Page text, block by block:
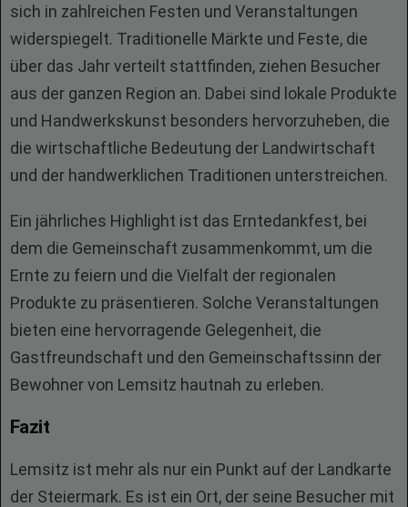
sich in zahlreichen Festen und Veranstaltungen
widerspiegelt. Traditionelle Märkte und Feste, die
über das Jahr verteilt stattfinden, ziehen Besucher
aus der ganzen Region an. Dabei sind lokale Produkte
und Handwerkskunst besonders hervorzuheben, die
die wirtschaftliche Bedeutung der Landwirtschaft
und der handwerklichen Traditionen unterstreichen.
Ein jährliches Highlight ist das Erntedankfest, bei
dem die Gemeinschaft zusammenkommt, um die
Ernte zu feiern und die Vielfalt der regionalen
Produkte zu präsentieren. Solche Veranstaltungen
bieten eine hervorragende Gelegenheit, die
Gastfreundschaft und den Gemeinschaftssinn der
Bewohner von Lemsitz hautnah zu erleben.
Fazit
Lemsitz ist mehr als nur ein Punkt auf der Landkarte
der Steiermark. Es ist ein Ort, der seine Besucher mit